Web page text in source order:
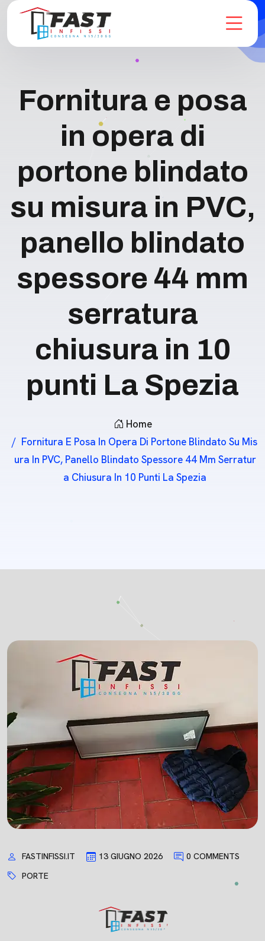
Fornitura e posa
in opera di
portone blindato
su misura in PVC,
panello blindato
spessore 44 mm
serratura
chiusura in 10
punti La Spezia
Home
Fornitura E Posa In Opera Di Portone Blindato Su Mis
Ura In PVC, Panello Blindato Spessore 44 Mm Serratur
A Chiusura In 10 Punti La Spezia
FASTINFISSI.IT 13 GIUGNO 2026
0 COMMENTS
PORTE